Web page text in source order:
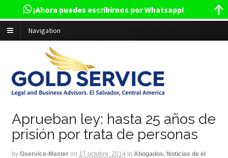
Navigation
Aprueban ley: hasta 25 años de
prisión por trata de personas
by Gservice-Master on 17 octubre, 2014 in Abogados, Noticias de el
¡Ahora puedes escribirnos por Whatsapp!